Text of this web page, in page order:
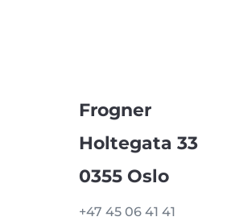
Frogner
Holtegata 33
0355 Oslo
+47 45 06 41 41